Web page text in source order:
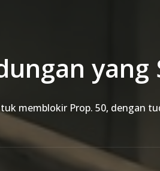
yang
memblokir Prop. 50, dengan